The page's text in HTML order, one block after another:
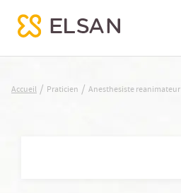
MARQUESTE ERIC
Accueil / Praticien / Anesthesiste reanimateur